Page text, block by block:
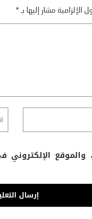
الإلزامية مشار إليها بـ*
والموقع